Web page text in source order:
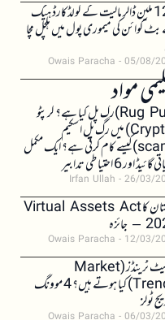
120 ملین ڈالر مالیت کے کولڈکارڈ ہیک
کوائن کی میموری پول میں ہلچل مچا
Owais Paracha 05/08/
مواد(Rug Pull)رگ پل کیا ہے؟ کرپٹو
(Crypto) میں رگ پل اسکیم
(scam)کیسے کام کرتی ہے؟ ایک مکمل
اور 6 احتیاطی تدابیر
Irfan Ullah 26/03/
پاکستان کا Virtual Assets Act
جائزہ
Owais Paracha 12/03/
مارکیٹ ٹرینڈز (Market
Trends) کیا ہوتے ہیں؟ 4 موونگ
ٹولز